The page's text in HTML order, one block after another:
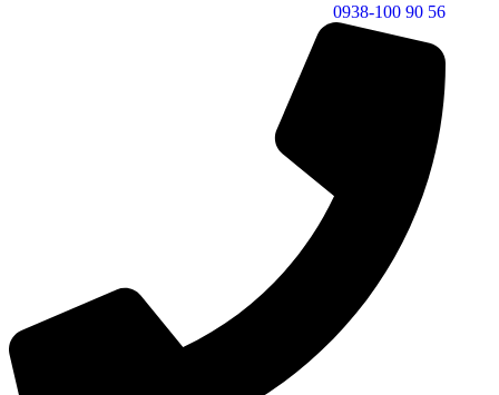
56 90 0938-100